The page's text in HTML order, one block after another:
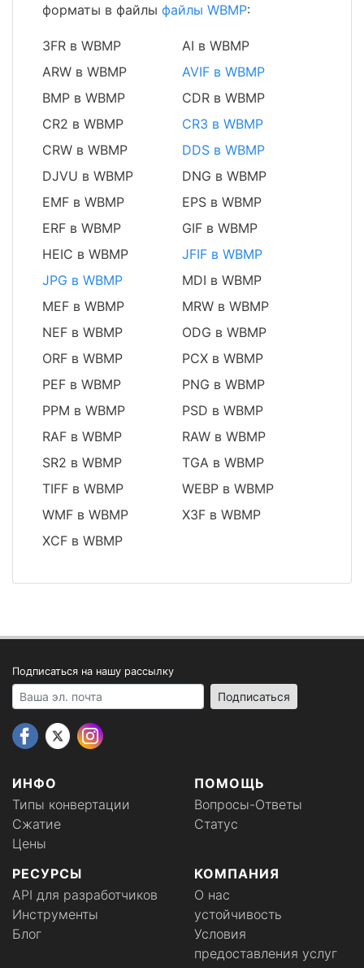
форматы в файлы файлы WBMP:
3FR в WBMP
AI в WBMP
ARW в WBMP
AVIF в WBMP
BMP в WBMP
CDR в WBMP
CR2 в WBMP
CR3 в WBMP
CRW в WBMP
DDS в WBMP
DJVU в WBMP
DNG в WBMP
EMF в WBMP
EPS в WBMP
ERF в WBMP
GIF в WBMP
HEIC в WBMP
JFIF в WBMP
JPG в WBMP
MDI в WBMP
MEF в WBMP
MRW в WBMP
NEF в WBMP
ODG в WBMP
ORF в WBMP
PCX в WBMP
PEF в WBMP
PNG в WBMP
PPM в WBMP
PSD в WBMP
RAF в WBMP
RAW в WBMP
SR2 в WBMP
TGA в WBMP
TIFF в WBMP
WEBP в WBMP
WMF в WBMP
X3F в WBMP
XCF в WBMP
ИНФО
Типы конвертации
Сжатие
Цены
ПОМОЩЬ
Вопросы-Ответы
Статус
РЕСУРСЫ
API для разработчиков
Инструменты
Блог
КОМПАНИЯ
О нас
устойчивость
Условия
предоставления услуг
Подписаться на нашу рассылку
Your email address Подписаться